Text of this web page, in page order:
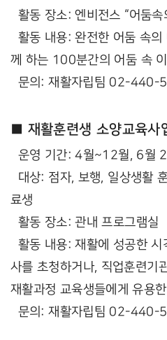
활동 장소: 엔비전스 “어둠속
활동 내용: 완전한 어둠 속의
께 하는 100분간의 어둠 속
문의: 재활자립팀 02-440-
■ 재활훈련생 소양교육사
운영 기간: 4월~12월, 6월
대상: 점자, 보행, 일상생활
료생
활동 장소: 관내 프로그램실
활동 내용: 재활에 성공한 시
사를 초청하거나, 직업훈련기
재활과정 교육생들에게 유용
문의: 재활자립팀 02-440-